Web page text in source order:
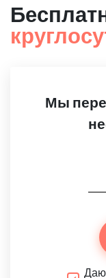
Мы
Даю